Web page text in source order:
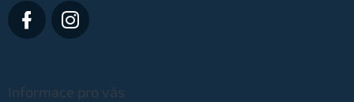
Informace pro vás